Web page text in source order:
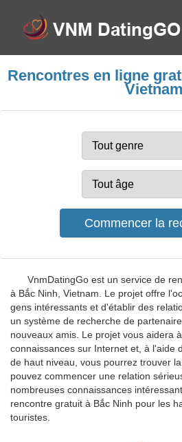
Rencontres en ligne
Vietnam
VnmDatingGo est un service de
à Bắc Ninh, Vietnam. Le projet offre
gens intéressants et d'établir des
un système de recherche de
nouveaux amis. Le projet vous aidera
connaissances sur Internet et, à l'aide
de haut niveau, vous pourrez trouver
pouvez commencer une relation
nombreuses connaissances
rencontre gratuit à Bắc Ninh pour les
touristes.